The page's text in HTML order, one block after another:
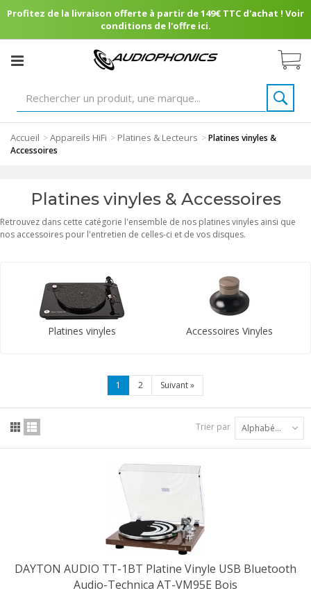
Profitez de la livraison offerte à partir de 149€ TTC d'achat ! Voir
conditions de l'offre ici.
Accueil >Appareils HiFi > Platines & Lecteurs >Platines vinyles &
Accessoires
Platines vinyles & Accessoires
Retrouvez dans cette catégorie l'ensemble de nos platines vinyles ainsi que
nos accessoires pour l'entretien de celles-ci et de vos disques.
Platines vinyles Accessoires Vinyles
1 2 Suivant»
Trier par Alphabétique : A à Z
DAYTON AUDIO TT-1BT Platine Vinyle USB Bluetooth
Audio-Technica AT-VM95E Bois